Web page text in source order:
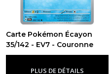
Carte Pokémon Écayon
35/142 - EV7 - Couronne
Stellaire-Ev7 - Couronne Stellaire
PLUS DE DÉTAILS